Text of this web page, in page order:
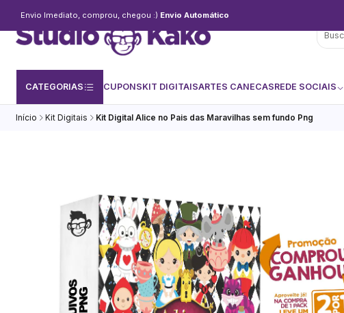
CATEGORIAS CUPONSKIT DIGITAISARTES CANECASREDE SOCIAIS
Envio Imediato, comprou, chegou :) Envio Automático
Início Kit Digitais Kit Digital Alice no Pais das Maravilhas sem fundo Png